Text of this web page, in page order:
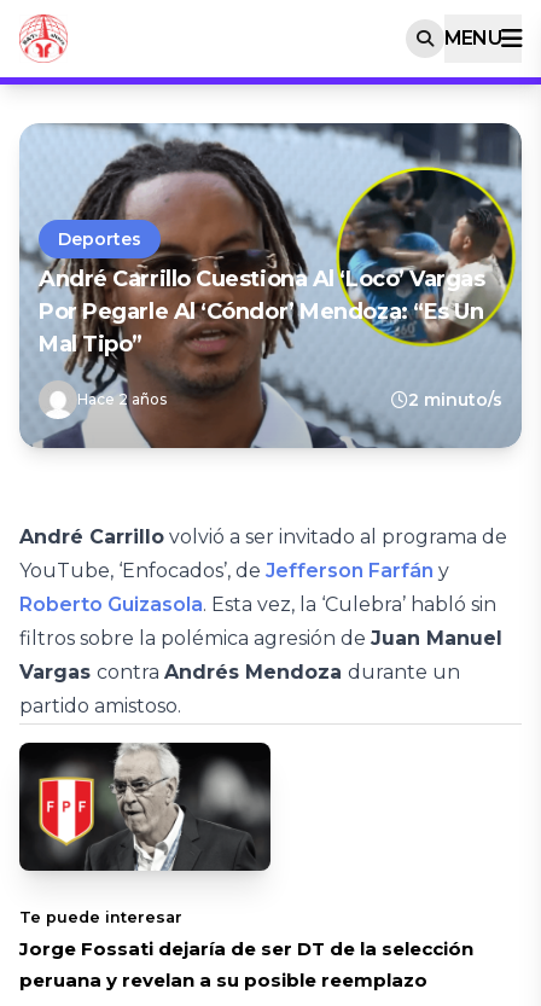
MENU
Deportes
André Carrillo Cuestiona Al ‘Loco’ Vargas
Por Pegarle Al ‘Cóndor’ Mendoza: “Es Un
Mal Tipo”
Hace 2 años 2 minuto/s
André Carrillo volvió a ser invitado al programa de
YouTube, ‘Enfocados’, de Jefferson Farfán y
Roberto Guizasola. Esta vez, la ‘Culebra’ habló sin
filtros sobre la polémica agresión de Juan Manuel
Vargas contra Andrés Mendoza durante un
partido amistoso.
Te puede interesar
Jorge Fossati dejaría de ser DT de la selección
peruana y revelan a su posible reemplazo